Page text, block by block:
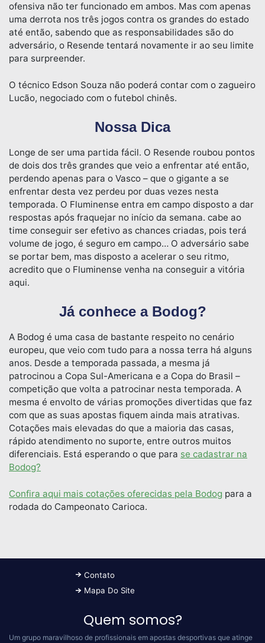
ofensiva não ter funcionado em ambos. Mas com apenas
uma derrota nos três jogos contra os grandes do estado
até então, sabendo que as responsabilidades são do
adversário, o Resende tentará novamente ir ao seu limite
para surpreender.
O técnico Edson Souza não poderá contar com o zagueiro
Lucão, negociado com o futebol chinês.
Nossa Dica
Longe de ser uma partida fácil. O Resende roubou pontos
de dois dos três grandes que veio a enfrentar até então,
perdendo apenas para o Vasco – que o gigante a se
enfrentar desta vez perdeu por duas vezes nesta
temporada. O Fluminense entra em campo disposto a dar
respostas após fraquejar no início da semana. cabe ao
time conseguir ser efetivo as chances criadas, pois terá
volume de jogo, é seguro em campo… O adversário sabe
se portar bem, mas disposto a acelerar o seu ritmo,
acredito que o Fluminense venha na conseguir a vitória
aqui.
Já conhece a Bodog?
A Bodog é uma casa de bastante respeito no cenário
europeu, que veio com tudo para a nossa terra há alguns
anos. Desde a temporada passada, a mesma já
patrocinou a Copa Sul-Americana e a Copa do Brasil –
competição que volta a patrocinar nesta temporada. A
mesma é envolto de várias promoções divertidas que faz
com que as suas apostas fiquem ainda mais atrativas.
Cotações mais elevadas do que a maioria das casas,
rápido atendimento no suporte, entre outros muitos
diferenciais. Está esperando o que para se cadastrar na
Bodog?
Confira aqui mais cotações oferecidas pela Bodog para a
rodada do Campeonato Carioca.
Contato
Mapa Do Site
Quem somos?
Um grupo maravilhoso de profissionais em apostas desportivas que atinge